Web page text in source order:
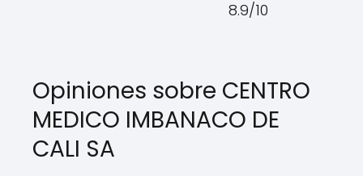
8.9/10
Opiniones sobre CENTRO
MEDICO IMBANACO DE
CALI SA